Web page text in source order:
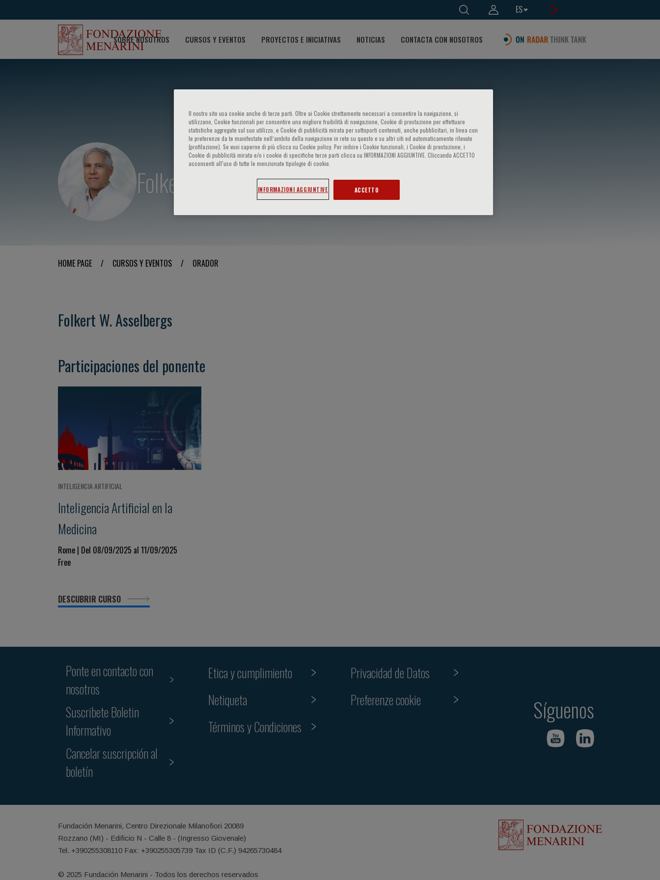
ES
SOBRE NOSOTROS CURSOS Y EVENTOS PROYECTOS E INICIATIVAS NOTICIAS CONTACTA CON NOSOTROS
Folkert W. Asselbergs
HOME PAGE / CURSOS Y EVENTOS / ORADOR
Folkert W. Asselbergs
Participaciones del ponente
INTELIGENCIA ARTIFICIAL
Inteligencia Artificial en la
Medicina
Rome | Del 08/09/2025 al 11/09/2025
Free
DESCUBRIR CURSO
Ponte en contacto con
nosotros
Suscribete Boletin
Informativo
Cancelar suscripción al
boletín
Etica y cumplimiento
Netiqueta
Términos y Condiciones
Privacidad de Datos
Preferenze cookie
Síguenos
Fundación Menarini, Centro Direzionale Milanofiori 20089
Rozzano (MI) - Edificio N - Calle 8 - (Ingresso Giovenale)
Tel. +390255308110 Fax: +390255305739 Tax ID (C.F.) 94265730484
© 2025 Fundación Menarini - Todos los derechos reservados
Il nostro sito usa cookie anche di terze parti. Oltre ai Cookie strettamente necessari a consentire la navigazione, si
utilizzano, Cookie funzionali per consentire una migliore fruibilità di navigazione, Cookie di prestazione per effettuare
statistiche aggregate sul suo utilizzo, e Cookie di pubblicità mirata per sottoporti contenuti, anche pubblicitari, in linea con
le preferenze da te manifestate nell‘ambito della navigazione in rete su questo e su altri siti ed automaticamente rilevate
(profilazione). Se vuoi saperne di più clicca su Cookie policy. Per inibire i Cookie funzionali, i Cookie di prestazione, i
Cookie di pubblicità mirata e/o i cookie di specifiche terze parti clicca su INFORMAZIONI AGGIUNTIVE. Cliccando ACCETTO
acconsenti all’uso di tutte le menzionate tipologie di cookie.
INFORMAZIONI AGGIUNTIVE ACCETTO